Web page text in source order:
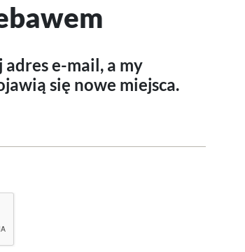
adres e-mail, a my
się nowe miejsca.